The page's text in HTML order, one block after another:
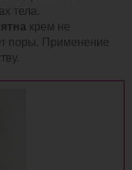
тела.
крем не
поры. Применение